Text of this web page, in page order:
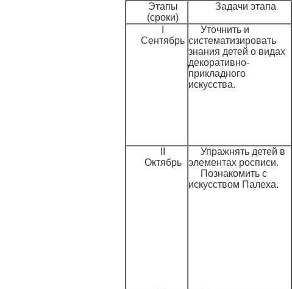
Этапы
(сроки)
Задачи этапа
Сентябрь
Уточнить и
систематизировать
знания детей о видах
декоративно-
прикладного
искусства.
Октябрь
Упражнять детей в
элементах росписи.
Познакомить с
искусством Палеха.